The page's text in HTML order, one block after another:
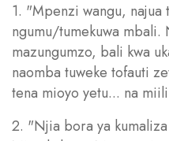
1. "Mpenzi wangu, najua
ngumu/tumekuwa mbali.
mazungumzo, bali kwa
naomba tuweke tofauti
tena mioyo yetu... na
2. "Njia bora ya